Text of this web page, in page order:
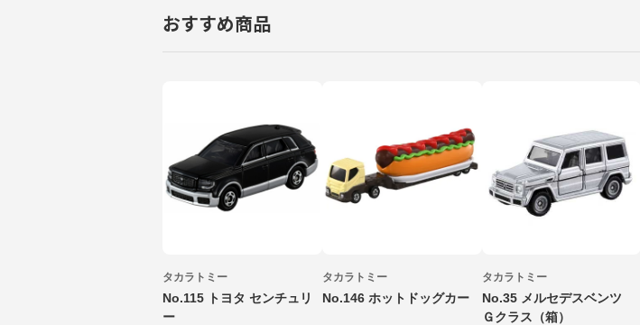
おすすめ商品
タカラトミー
No.115 トヨタ センチュリ
ー
タカラトミー
No.146 ホットドッグカー
タカラトミー
No.35 メルセデスベンツ
Ｇクラス（箱）